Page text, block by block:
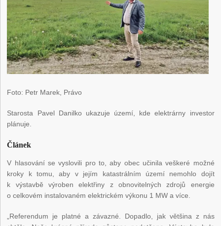
Foto: Petr Marek, Právo
Starosta Pavel Danilko ukazuje území, kde elektrárny investor
plánuje.
Článek
V hlasování se vyslovili pro to, aby obec učinila veškeré možné
kroky k tomu, aby v jejím katastrálním území nemohlo dojít
k výstavbě výroben elektřiny z obnovitelných zdrojů energie
o celkovém instalovaném elektrickém výkonu 1 MW a více.
„Referendum je platné a závazné. Dopadlo, jak většina z nás